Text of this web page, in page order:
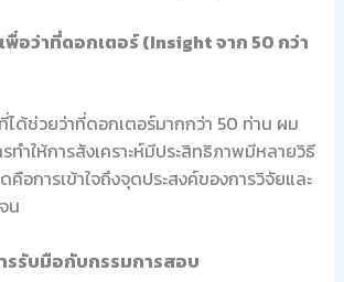
พื่อว่าที่ดอกเตอร์ (Insight จาก 50 กว่า
ด้ช่วยว่าที่ดอกเตอร์มากกว่า 50 ท่าน ผม
ทำให้การสังเคราะห์มีประสิทธิภาพมีหลายวิธี
การเข้าใจถึงจุดประสงค์ของการวิจัยและ
น
รรับมือกับกรรมการสอบ